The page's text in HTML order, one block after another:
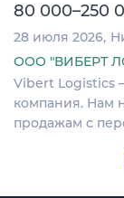
80 000–250
28 июля 2026
ООО "ВИБЕРТ
Vibert Logistics
компания. Нам
продажам с